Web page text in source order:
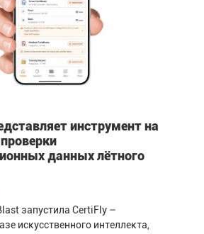
инструмент на
данных лётного
запустила CertiFly –
искусственного интеллекта,